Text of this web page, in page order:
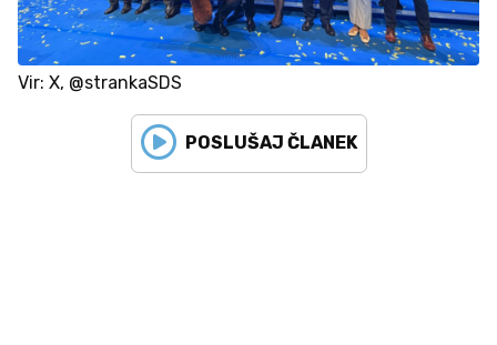
Vir: X, @strankaSDS
POSLUŠAJ ČLANEK